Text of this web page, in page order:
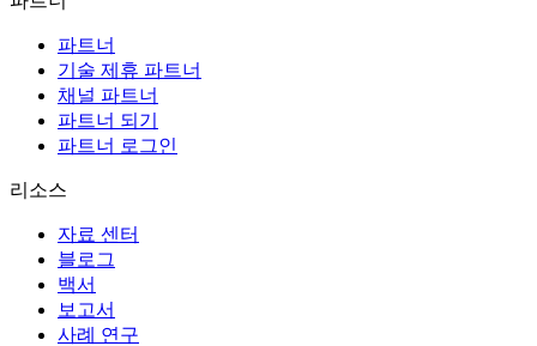
파트너
기술 제휴 파트너
채널 파트너
파트너 되기
파트너 로그인
리소스
자료 센터
블로그
백서
보고서
사례 연구